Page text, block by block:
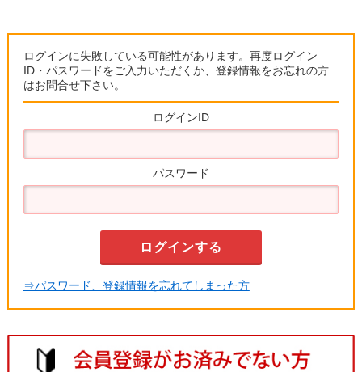
ログインに失敗している可能性があります。再度ログイン
ID・パスワードをご入力いただくか、登録情報をお忘れの方
はお問合せ下さい。
ログインID
パスワード
⇒パスワード、登録情報を忘れてしまった方